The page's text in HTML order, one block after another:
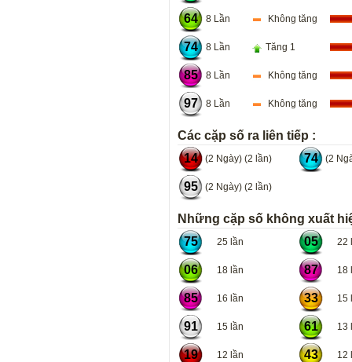
64 8 Lần Không tăng
74 8 Lần Tăng 1
85 8 Lần Không tăng
97 8 Lần Không tăng
Các cặp số ra liên tiếp :
14
(2 Ngày) (2 lần) 74 (2
95 (2 Ngày) (2 lần)
Những cặp số không xuất
75
25 lần 05 22
06 18 lần 87 18
85 16 lần 33 15
91 15 lần 61 13
19 12 lần 43 12